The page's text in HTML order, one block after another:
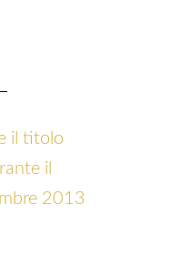
il titolo
il
2013